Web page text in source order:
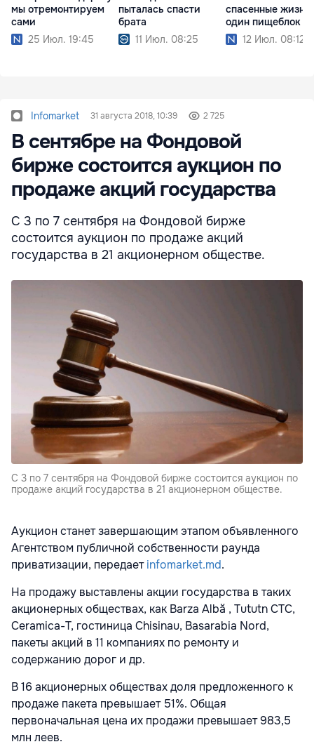
мы отремонтируем
сами
25 Июл. 19:45
пыталась спасти
брата
11 Июл. 08:25
спасенные жизни
один пищеблок
12 Июл. 08:12
Infomarket 31 августа 2018, 10:39 2 725
В сентябре на Фондовой
бирже состоится аукцион по
продаже акций государства
С 3 по 7 сентября на Фондовой бирже
состоится аукцион по продаже акций
государства в 21 акционерном обществе.
С 3 по 7 сентября на Фондовой бирже состоится аукцион по
продаже акций государства в 21 акционерном обществе.
Аукцион станет завершающим этапом объявленного
Агентством публичной собственности раунда
приватизации, передаетinfomarket.md.
На продажу выставлены акции государства в таких
акционерных обществах, как Barza Albă , Tututn CTC,
Ceramica-T, гостиница Chisinau, Basarabia Nord,
пакеты акций в 11 компаниях по ремонту и
содержанию дорог и др.
В 16 акционерных обществах доля предложенного к
продаже пакета превышает 51%. Общая
первоначальная цена их продажи превышает 983,5
млн леев.